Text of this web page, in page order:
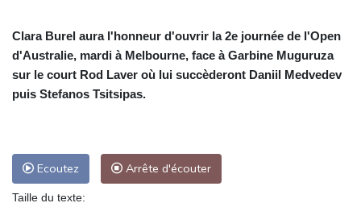
Clara Burel aura l'honneur d'ouvrir la 2e journée de l'Open
d'Australie, mardi à Melbourne, face à Garbine Muguruza
sur le court Rod Laver où lui succèderont Daniil Medvedev
puis Stefanos Tsitsipas.
Ecoutez Arrête d'écouter
Taille du texte: